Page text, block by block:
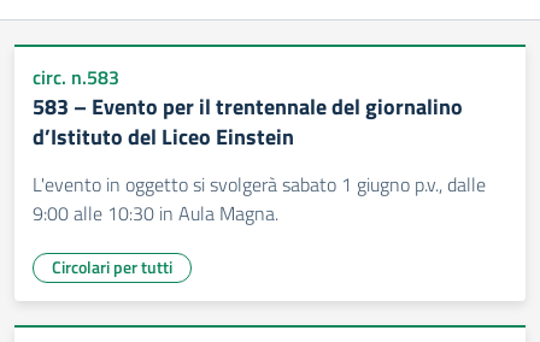
circ. n.583
583 – Evento per il trentennale del giornalino
d’Istituto del Liceo Einstein
L'evento in oggetto si svolgerà sabato 1 giugno p.v., dalle
9:00 alle 10:30 in Aula Magna.
Circolari per tutti